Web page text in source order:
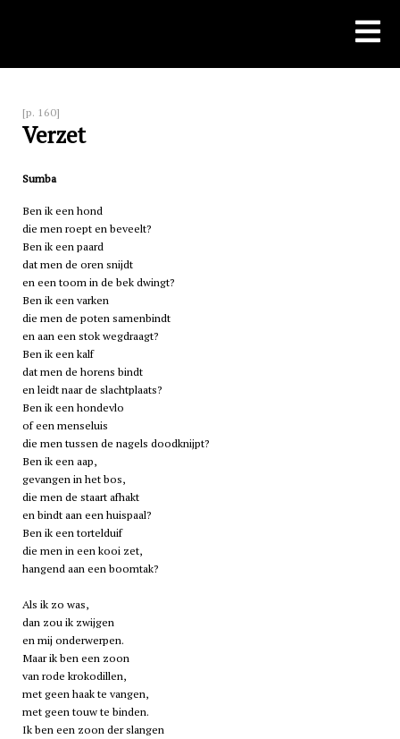
[p. 160]
Verzet
Sumba
Ben ik een hond
die men roept en beveelt?
Ben ik een paard
dat men de oren snijdt
en een toom in de bek dwingt?
Ben ik een varken
die men de poten samenbindt
en aan een stok wegdraagt?
Ben ik een kalf
dat men de horens bindt
en leidt naar de slachtplaats?
Ben ik een hondevlo
of een menseluis
die men tussen de nagels doodknijpt?
Ben ik een aap,
gevangen in het bos,
die men de staart afhakt
en bindt aan een huispaal?
Ben ik een tortelduif
die men in een kooi zet,
hangend aan een boomtak?
Als ik zo was,
dan zou ik zwijgen
en mij onderwerpen.
Maar ik ben een zoon
van rode krokodillen,
met geen haak te vangen,
met geen touw te binden.
Ik ben een zoon der slangen